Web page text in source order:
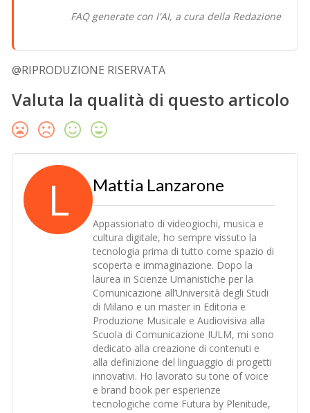
FAQ generate con l'AI, a cura della Redazione
@RIPRODUZIONE RISERVATA
Valuta la qualità di questo articolo
L Mattia Lanzarone
Appassionato di videogiochi, musica e
cultura digitale, ho sempre vissuto la
tecnologia prima di tutto come spazio di
scoperta e immaginazione. Dopo la
laurea in Scienze Umanistiche per la
Comunicazione all’Università degli Studi
di Milano e un master in Editoria e
Produzione Musicale e Audiovisiva alla
Scuola di Comunicazione IULM, mi sono
dedicato alla creazione di contenuti e
alla definizione del linguaggio di progetti
innovativi. Ho lavorato su tone of voice
e brand book per esperienze
tecnologiche come Futura by Plenitude,